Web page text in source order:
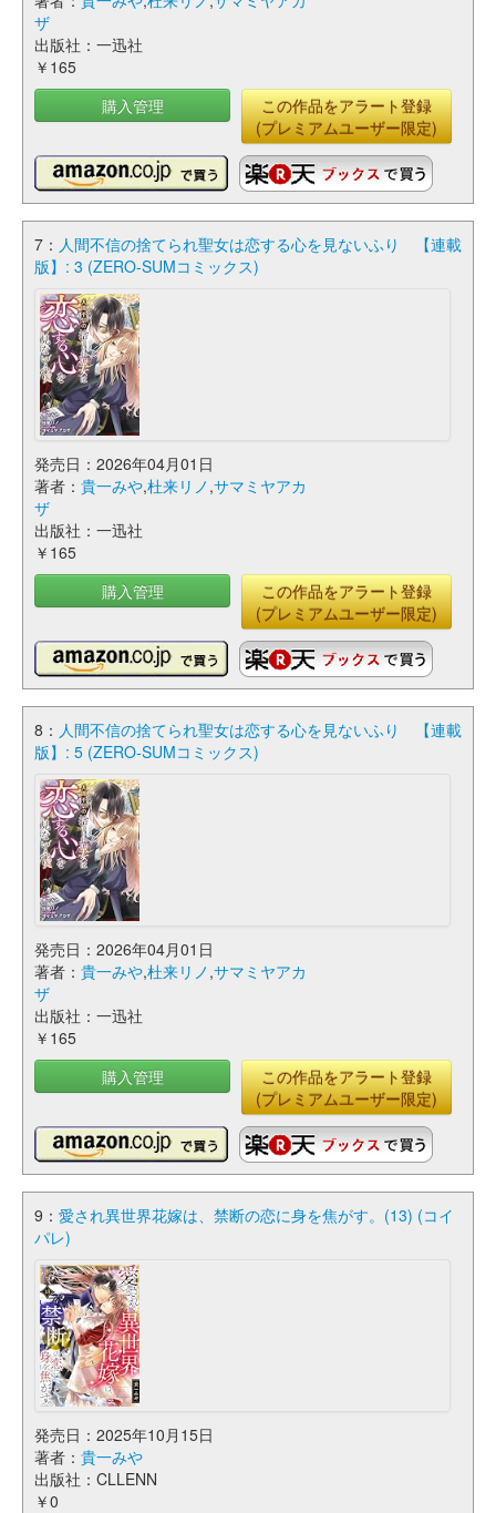
ザ
出版社：一迅社
￥165
購入管理
この作品をアラート登録
(プレミアムユーザー限定)
7： 人間不信の捨てられ聖女は恋する心を見ないふり 【連載
版】: 3 (ZERO-SUMコミックス)
発売日：2026年04月01日
著者： 貴一みや,杜来リノ ,サマミヤアカ
ザ
出版社：一迅社
￥165
購入管理
この作品をアラート登録
(プレミアムユーザー限定)
8： 人間不信の捨てられ聖女は恋する心を見ないふり 【連載
版】: 5 (ZERO-SUMコミックス)
発売日：2026年04月01日
著者： 貴一みや,杜来リノ ,サマミヤアカ
ザ
出版社：一迅社
￥165
購入管理
この作品をアラート登録
(プレミアムユーザー限定)
9： 愛され異世界花嫁は、禁断の恋に身を焦がす。(13) (コイ
パレ)
発売日：2025年10月15日
著者： 貴一みや
出版社：CLLENN
￥0